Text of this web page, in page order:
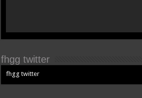
fhgg twitter
fhgg twitter